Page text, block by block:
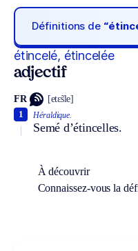
Définitions de
étincelé, étincelée
adjectif
FR [etɛ̃sle]
Héraldique.
Semé d’étincelles.
1
À découvrir
Connaissez-vous la